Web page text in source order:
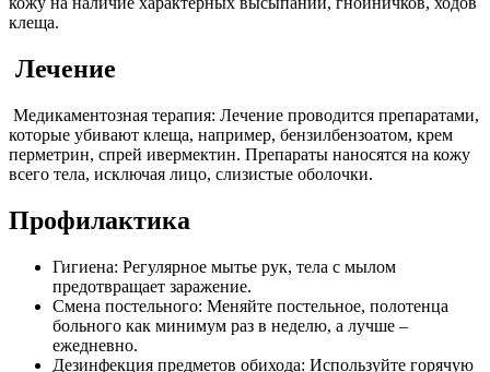
клеща.
Лечение
Медикаментозная терапия: Лечение проводится препаратами,
которые убивают клеща, например, бензилбензоатом, крем
перметрин, спрей ивермектин. Препараты наносятся на кожу
всего тела, исключая лицо, слизистые оболочки.
Профилактика
Гигиена: Регулярное мытье рук, тела с мылом
предотвращает заражение.
Смена постельного: Меняйте постельное, полотенца
больного как минимум раз в неделю, а лучше –
ежедневно.
Дезинфекция предметов обихода: Используйте горячую